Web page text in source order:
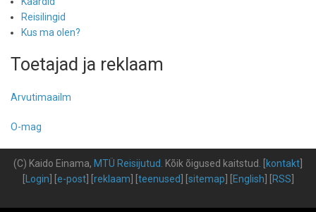
Reisilingid
Kus ma olen?
Toetajad ja reklaam
Arvutimaailm
O-mag
(C) Kaido Einama, MTÜ Reisijutud Kõik õigused kaitstud kontakt
Login e-post] [ reklaam teenused sitemap English RSS